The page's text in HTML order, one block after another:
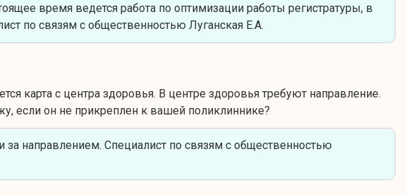
время ведется работа по оптимизации работы регистратуры, в
по связям с общественностью Луганская Е.А.
карта с центра здоровья. В центре здоровья требуют направление.
если он не прикреплен к вашей поликлиннике?
направлением. Специалист по связям с общественностью